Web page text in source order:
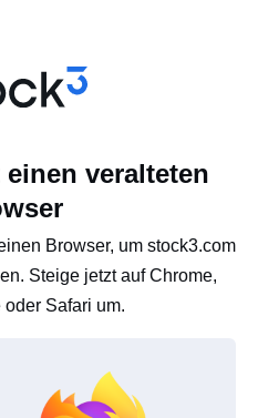
veralteten
Browser, um stock3.com
Steige jetzt auf Chrome,
oder Safari um.